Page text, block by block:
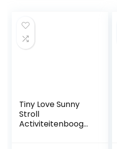
Tiny Love Sunny
Stroll
Activiteitenboog